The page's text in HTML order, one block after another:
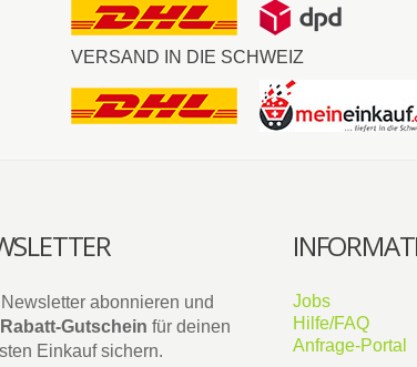
VERSAND IN DIE SCHWEIZ
abonnieren und
Gutschein für deinen
Einkauf sichern.
Jobs
Hilfe/FAQ
Anfrage-Portal